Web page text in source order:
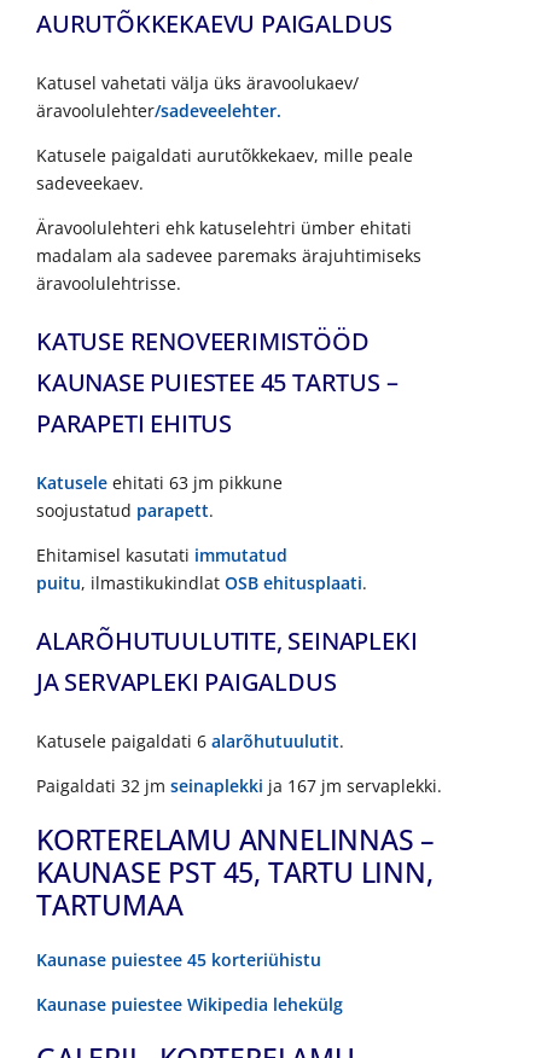
AURUTÕKKEKAEVU PAIGALDUS
Katusel vahetati välja üks äravoolukaev/
äravoolulehter/sadeveelehter.
Katusele paigaldati aurutõkkekaev, mille peale
sadeveekaev.
Äravoolulehteri ehk katuselehtri ümber ehitati
madalam ala sadevee paremaks ärajuhtimiseks
äravoolulehtrisse.
KATUSE RENOVEERIMISTÖÖD
KAUNASE PUIESTEE 45 TARTUS –
PARAPETI EHITUS
Katusele ehitati 63 jm pikkune
soojustatud parapett.
Ehitamisel kasutati immutatud
puitu, ilmastikukindlat OSB ehitusplaati.
ALARÕHUTUULUTITE, SEINAPLEKI
JA SERVAPLEKI PAIGALDUS
Katusele paigaldati 6 alarõhutuulutit.
Paigaldati 32 jm seinaplekki ja 167 jm servaplekki.
KORTERELAMU ANNELINNAS –
KAUNASE PST 45, TARTU LINN,
TARTUMAA
Kaunase puiestee 45 korteriühistu
Kaunase puiestee Wikipedia lehekülg